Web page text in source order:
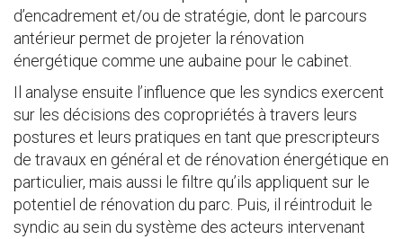
d’encadrement et/ou de stratégie, dont le parcours
antérieur permet de projeter la rénovation
énergétique comme une aubaine pour le cabinet.
Il analyse ensuite l’influence que les syndics exercent
sur les décisions des copropriétés à travers leurs
postures et leurs pratiques en tant que prescripteurs
de travaux en général et de rénovation énergétique en
particulier, mais aussi le filtre qu’ils appliquent sur le
potentiel de rénovation du parc. Puis, il réintroduit le
syndic au sein du système des acteurs intervenant